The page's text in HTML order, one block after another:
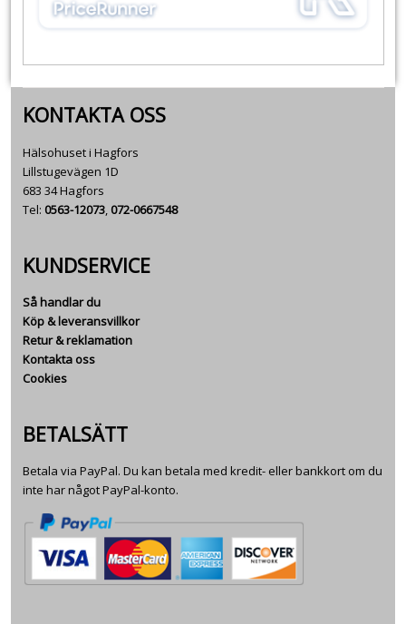
KONTAKTA OSS
Hälsohuset i Hagfors
Lillstugevägen 1D
683 34 Hagfors
Tel: 0563-12073, 072-0667548
KUNDSERVICE
Så handlar du
Köp & leveransvillkor
Retur & reklamation
Kontakta oss
Cookies
BETALSÄTT
Betala via PayPal. Du kan betala med kredit- eller bankkort om du
inte har något PayPal-konto.